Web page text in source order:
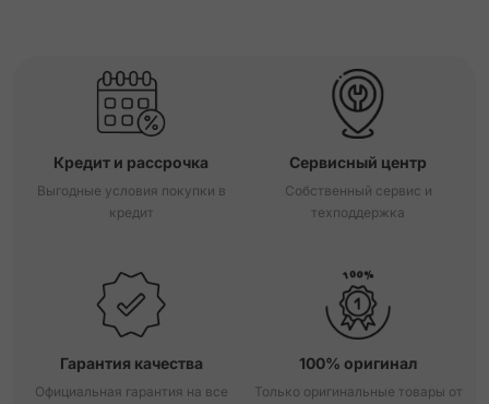
Кредит и рассрочка
Выгодные условия покупки в
кредит
Сервисный центр
Собственный сервис и
техподдержка
Гарантия качества
Официальная гарантия на все
100% оригинал
Только оригинальные товары от